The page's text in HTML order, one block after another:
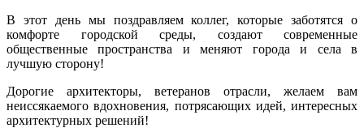
В этот день мы поздравляем коллег, которые заботятся о
комфорте городской среды, создают современные
общественные пространства и меняют города и села в
лучшую сторону!
Дорогие архитекторы, ветеранов отрасли, желаем вам
неиссякаемого вдохновения, потрясающих идей, интересных
архитектурных решений!